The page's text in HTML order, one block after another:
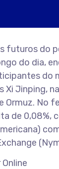
futuros do
do dia,
do
Xi Jinping,
Ormuz. No
de 0,08%,